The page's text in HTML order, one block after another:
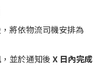
將依物流司機安排為
並於通知後 X 日內完成